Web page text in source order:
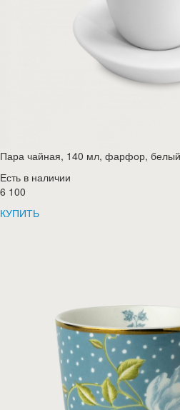
Пара чайная, 140 мл, фарфор, белый
Есть в наличии
6 100
КУПИТЬ